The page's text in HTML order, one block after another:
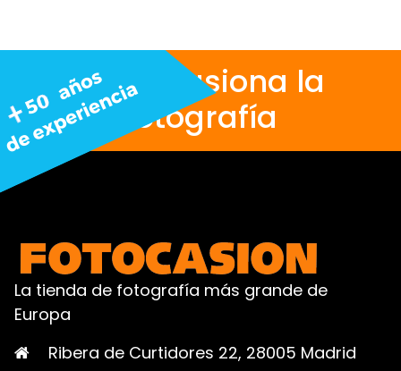
Nos apasiona la
fotografía
La tienda de fotografía más grande de
Europa
Ribera de Curtidores 22, 28005 Madrid